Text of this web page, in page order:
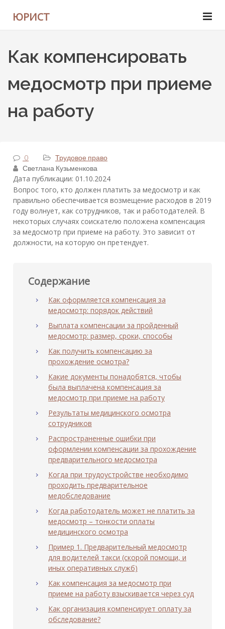
ЮРИСТ
Как компенсировать
медосмотр при приеме
на работу
0
Трудовое право
Светлана Кузьменкова
Дата публикации: 01.10.2024
Вопрос того, кто должен платить за медосмотр и как
правильно обеспечивается возмещение расходов в 2019
году волнует, как сотрудников, так и работодателей. В
некоторых случаях соискателю положена компенсация
за медосмотр при приеме на работу. Это зависит от
должности, на которую он претендует.
Содержание
Как оформляется компенсация за
медосмотр: порядок действий
Выплата компенсации за пройденный
медосмотр: размер, сроки, способы
Как получить компенсацию за
прохождение осмотра?
Какие документы понадобятся, чтобы
была выплачена компенсация за
медосмотр при приеме на работу
Результаты медицинского осмотра
сотрудников
Распространенные ошибки при
оформлении компенсации за прохождение
предварительного медосмотра
Когда при трудоустройстве необходимо
проходить предварительное
медобследование
Когда работодатель может не платить за
медосмотр – тонкости оплаты
медицинского осмотра
Пример 1. Предварительный медосмотр
для водителей такси (скорой помощи, и
иных оперативных служб)
Как компенсация за медосмотр при
приеме на работу взыскивается через суд
Как организация компенсирует оплату за
обследование?